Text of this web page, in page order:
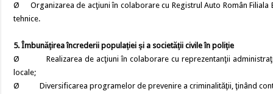
Ø Organizarea de acţiuni în colaborare cu Registrul Auto Român
tehnice.
5. Îmbunăţirea încrederii populaţiei şi a societăţii civile în poliţie
Ø Realizarea de acţiuni în colaborare cu reprezentanţii
locale;
Ø Diversificarea programelor de prevenire a criminalităţii, ţinând cont